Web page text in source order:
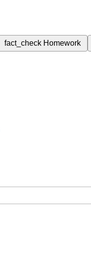
fact_check Homework